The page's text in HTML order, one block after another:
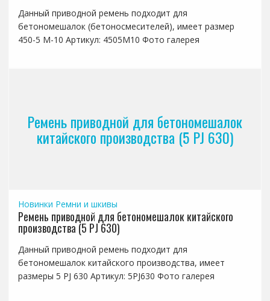
Данный приводной ремень подходит для
бетономешалок (бетоносмесителей), имеет размер
450-5 М-10 Артикул: 4505М10 Фото галерея
Ремень приводной для бетономешалок
китайского производства (5 PJ 630)
Новинки Ремни и шкивы
Ремень приводной для бетономешалок китайского
производства (5 PJ 630)
Данный приводной ремень подходит для
бетономешалок китайского производства, имеет
размеры 5 PJ 630 Артикул: 5PJ630 Фото галерея